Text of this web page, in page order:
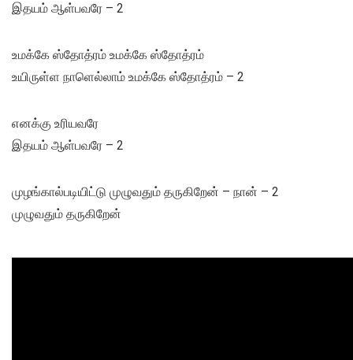
இதயம் ஆள்பவரே – 2
உமக்கே ஸ்தோத்ரம் உமக்கே ஸ்தோத்ரம்
உயிருள்ள நாளெல்லாம் உமக்கே ஸ்தோத்ரம் – 2
எனக்கு உரியவரே
இதயம் ஆள்பவரே – 2
முழங்கால்படியிட்டு முழுவதும் தருகிறேன் – நான் – 2
முழுவதும் தருகிறேன்